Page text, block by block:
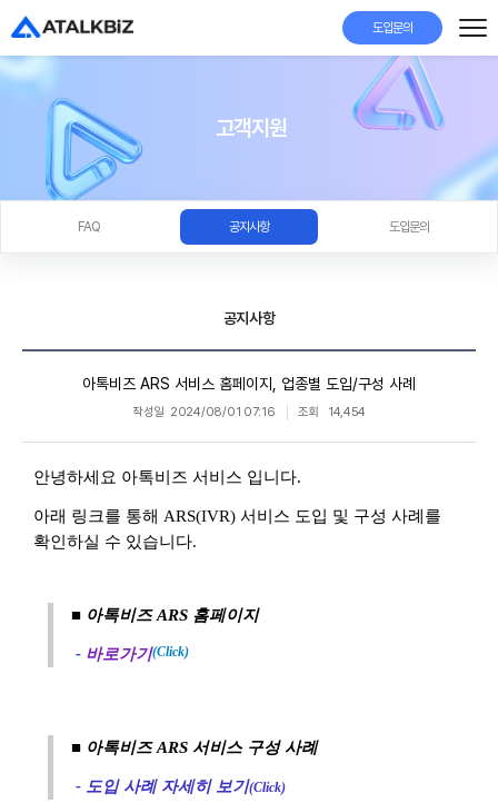
도입문의
고객지원
FAQ 공지사항 도입문의
공지사항
아톡비즈 ARS 서비스 홈페이지, 업종별 도입/구성 사례
작성일 2024/08/01 07:16 조회 14,454
안녕하세요 아톡비즈 서비스 입니다.
아래 링크를 통해 ARS(IVR) 서비스 도입 및 구성 사례를
확인하실 수 있습니다.
■ 아톡비즈 ARS 홈페이지
- 바로가기(Click)
■ 아톡비즈 ARS 서비스 구성 사례
- 도입 사례 자세히 보기(Click)